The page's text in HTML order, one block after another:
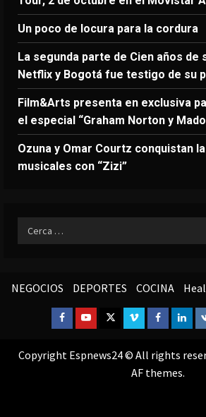
Un poco de locura para la cordura
La segunda parte de Cien años de
Netflix y Bogotá fue testigo de su
Film&Arts presenta en exclusiva
el especial “Graham Norton y
Ozuna y Omar Courtz conquistan
musicales con “Zizi”
Ricerca
per:
NEGOCIOS DEPORTES COCINA
Facebook
YoutubeTwitterVimeoFacebook
Copyright Espnews24 © All rights
AF themes.